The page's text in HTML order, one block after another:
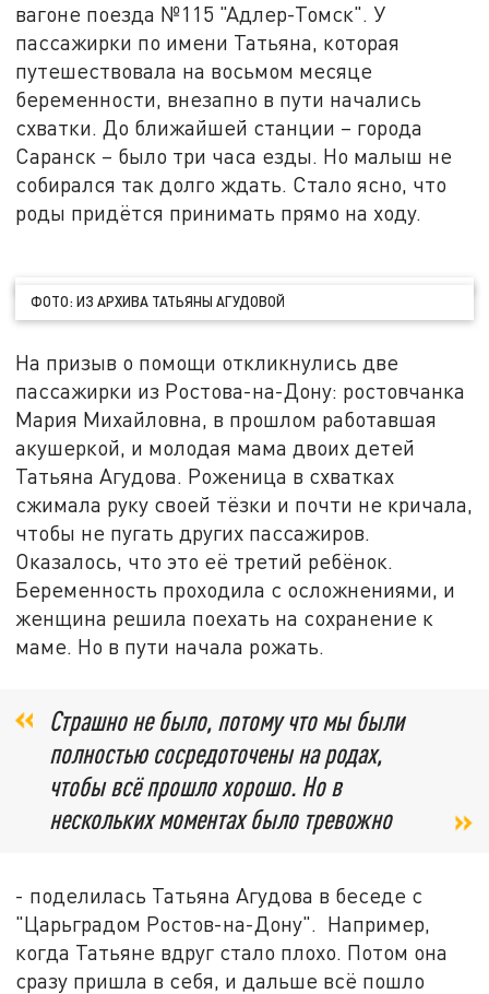
вагоне поезда №115 "Адлер-Томск". У
пассажирки по имени Татьяна, которая
путешествовала на восьмом месяце
беременности, внезапно в пути начались
схватки. До ближайшей станции – города
Саранск – было три часа езды. Но малыш не
собирался так долго ждать. Стало ясно, что
роды придётся принимать прямо на ходу.
ФОТО: ИЗ АРХИВА ТАТЬЯНЫ АГУДОВОЙ
На призыв о помощи откликнулись две
пассажирки из Ростова-на-Дону: ростовчанка
Мария Михайловна, в прошлом работавшая
акушеркой, и молодая мама двоих детей
Татьяна Агудова. Роженица в схватках
сжимала руку своей тёзки и почти не кричала,
чтобы не пугать других пассажиров.
Оказалось, что это её третий ребёнок.
Беременность проходила с осложнениями, и
женщина решила поехать на сохранение к
маме. Но в пути начала рожать.
Страшно не было, потому что мы были
полностью сосредоточены на родах,
чтобы всё прошло хорошо. Но в
нескольких моментах было тревожно
- поделилась Татьяна Агудова в беседе с
"Царьградом Ростов-на-Дону". Например,
когда Татьяне вдруг стало плохо. Потом она
сразу пришла в себя, и дальше всё пошло